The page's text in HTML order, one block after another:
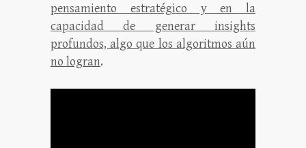
pensamiento estratégico y en la
capacidad de generar insights
profundos, algo que los algoritmos aún
no logran.